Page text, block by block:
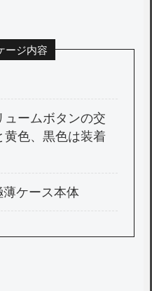
ージ内容
ュームボタンの交
黄色、黒色は装着
ケース本体